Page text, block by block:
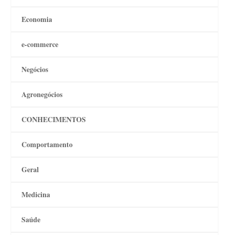
Economia
e-commerce
Negócios
Agronegócios
CONHECIMENTOS
Comportamento
Geral
Medicina
Saúde